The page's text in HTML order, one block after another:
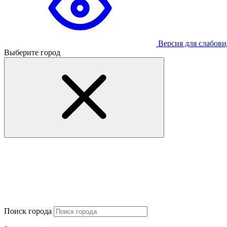
Версия для
Выберите город
Поиск города